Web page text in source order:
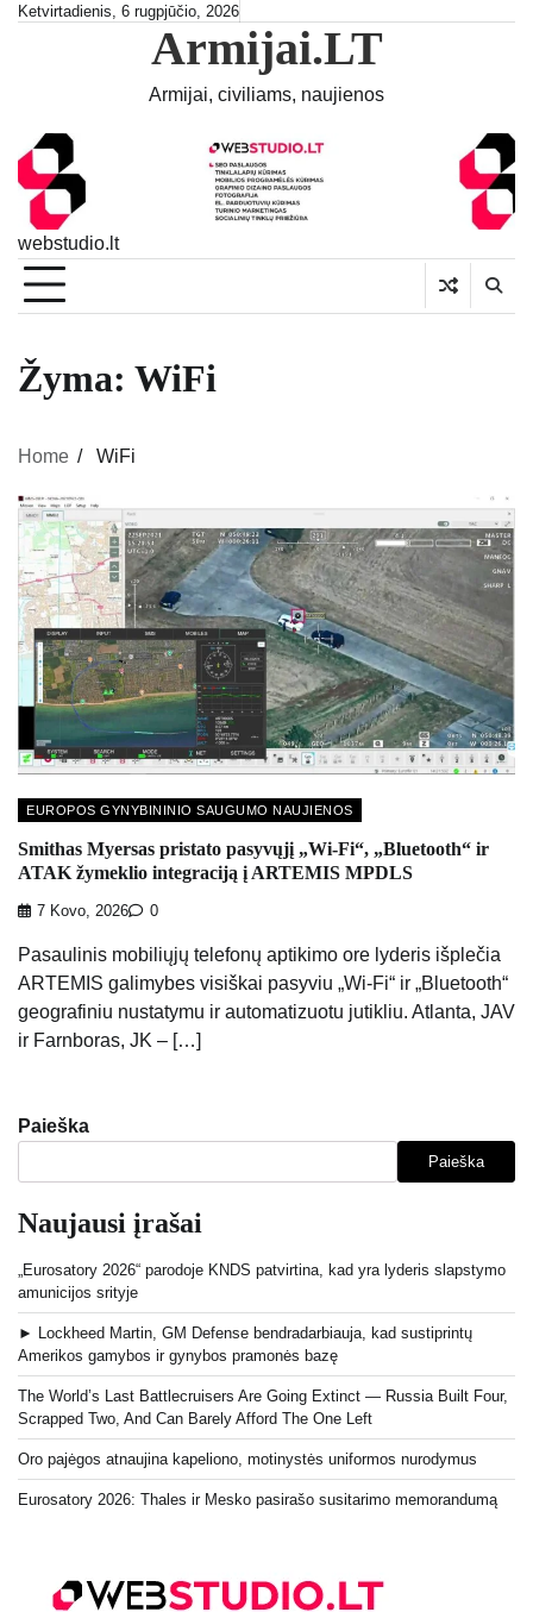
SkipKetvirtadienis, 6 rugpjūčio, 2026
Armijai.LT
Armijai, civiliams, naujienos
webstudio.lt
Žyma: WiFi
Home WiFi
EUROPOS GYNYBININIO SAUGUMO NAUJIENOS
Smithas Myersas pristato pasyvųjį „Wi-Fi“, „Bluetooth“ ir
ATAK žymeklio integraciją į ARTEMIS MPDLS
7 Kovo, 2026 0
Pasaulinis mobiliųjų telefonų aptikimo ore lyderis išplečia
ARTEMIS galimybes visiškai pasyviu „Wi-Fi“ ir „Bluetooth“
geografiniu nustatymu ir automatizuotu jutikliu. Atlanta, JAV
ir Farnboras, JK – […]
Paieška
Paieška
Naujausi įrašai
„Eurosatory 2026“ parodoje KNDS patvirtina, kad yra lyderis slapstymo
amunicijos srityje
► Lockheed Martin, GM Defense bendradarbiauja, kad sustiprintų
Amerikos gamybos ir gynybos pramonės bazę
The World’s Last Battlecruisers Are Going Extinct — Russia Built Four,
Scrapped Two, And Can Barely Afford The One Left
Oro pajėgos atnaujina kapeliono, motinystės uniformos nurodymus
Eurosatory 2026: Thales ir Mesko pasirašo susitarimo memorandumą